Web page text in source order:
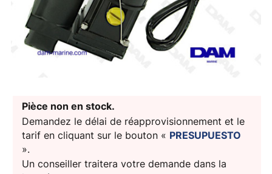
Pièce non en stock.
Demandez le délai de réapprovisionnement et le
tarif en cliquant sur le bouton « PRESUPUESTO
».
Un conseiller traitera votre demande dans la